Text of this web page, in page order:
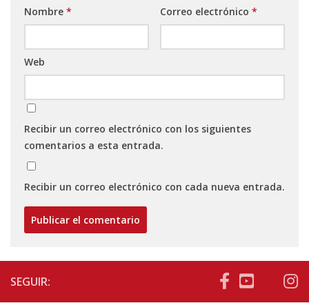
Nombre * Correo electrónico *
Web
Recibir un correo electrónico con los siguientes
comentarios a esta entrada.
Recibir un correo electrónico con cada nueva entrada.
SEGUIR: